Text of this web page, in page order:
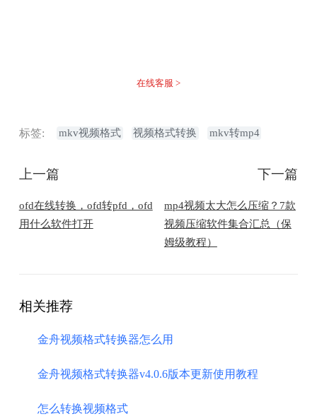
在线客服 >
标签: mkv视频格式 视频格式转换 mkv转mp4
上一篇
ofd在线转换，ofd转pfd，ofd
用什么软件打开
下一篇
mp4视频太大怎么压缩？7款
视频压缩软件集合汇总（保
姆级教程）
相关推荐
金舟视频格式转换器怎么用
金舟视频格式转换器v4.0.6版本更新使用教程
怎么转换视频格式